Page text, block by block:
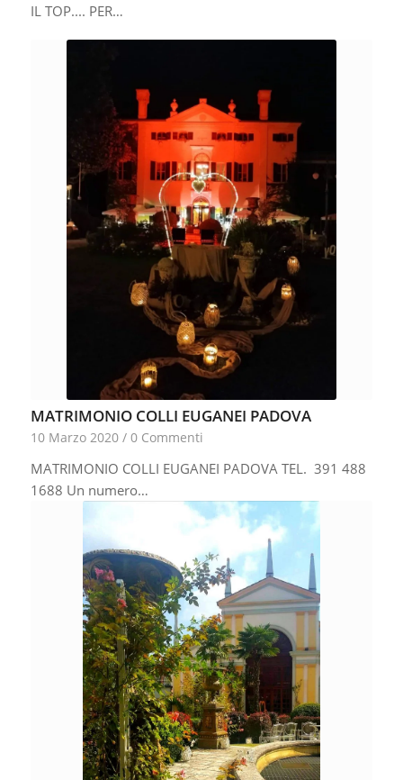
IL TOP.... PER…
MATRIMONIO COLLI EUGANEI PADOVA
10 Marzo 2020 / 0 Commenti
MATRIMONIO COLLI EUGANEI PADOVA TEL. 391 488
1688 Un numero…